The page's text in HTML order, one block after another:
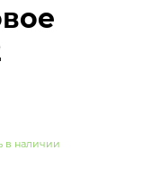
в наличии